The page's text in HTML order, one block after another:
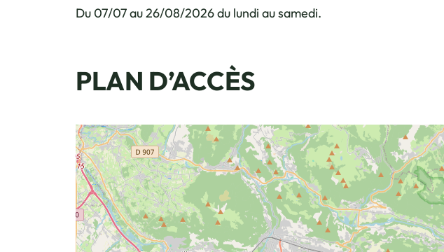
Du 07/07 au 26/08/2026 du lundi au samedi.
PLAN D’ACCÈS